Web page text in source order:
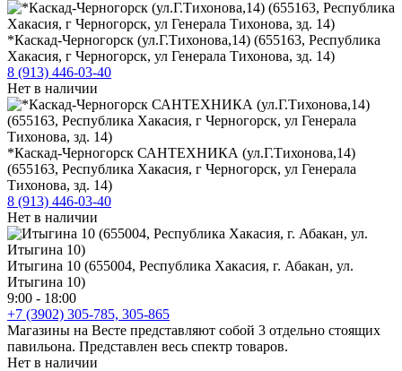
*Каскад-Черногорск (ул.Г.Тихонова,14) (655163, Республика
Хакасия, г Черногорск, ул Генерала Тихонова, зд. 14)
8 (913) 446-03-40
Нет в наличии
*Каскад-Черногорск САНТЕХНИКА (ул.Г.Тихонова,14)
(655163, Республика Хакасия, г Черногорск, ул Генерала
Тихонова, зд. 14)
8 (913) 446-03-40
Нет в наличии
Итыгина 10 (655004, Республика Хакасия, г. Абакан, ул.
Итыгина 10)
9:00 - 18:00
+7 (3902) 305-785, 305-865
Магазины на Весте представляют собой 3 отдельно стоящих
павильона. Представлен весь спектр товаров.
Нет в наличии